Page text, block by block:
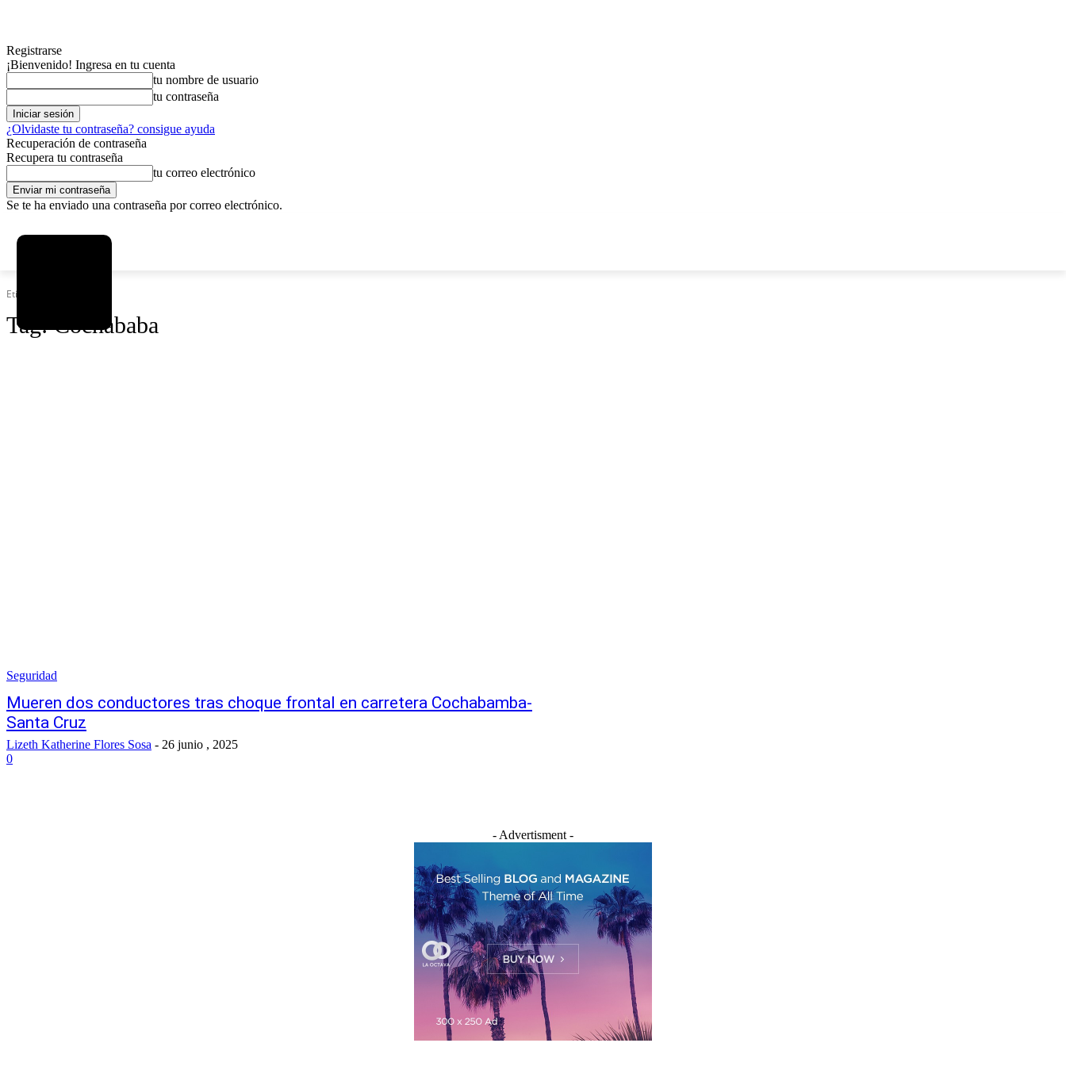
Registrarse
¡Bienvenido! Ingresa en tu cuenta
tu nombre de usuario
tu contraseña
¿Olvidaste tu contraseña? consigue ayuda
Recuperación de contraseña
Recupera tu contraseña
tu correo electrónico
Se te ha enviado una contraseña por correo electrónico.
Etiquetas
Tag:Cochababa
Seguridad
Mueren dos conductores tras choque frontal en carretera Cochabamba-
Santa Cruz
Lizeth Katherine Flores Sosa - 26 junio , 2025
0
- Advertisment -